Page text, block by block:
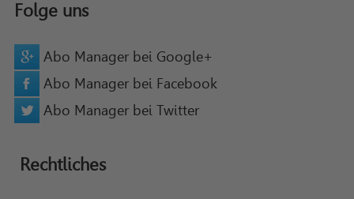
Folge uns
Abo Manager bei Google+
Abo Manager bei Facebook
Abo Manager bei Twitter
Rechtliches